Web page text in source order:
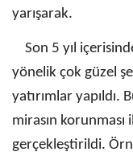
yarışarak.
Son 5 yıl
yönelik çok güzel
yatırımlar yapıldı.
mirasın korunması
gerçekleştirildi.